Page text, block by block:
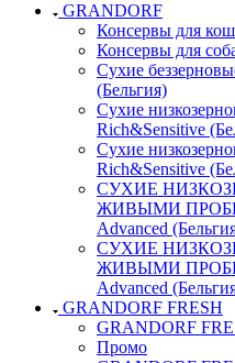
GRANDORF
Консервы для
Консервы для
Сухие
(Бельгия)
Сухие
Rich&Sensitive
Сухие
Rich&Sensitive
СУХИЕ
ЖИВЫМИ
Advanced
СУХИЕ
ЖИВЫМИ
Advanced
GRANDORF FRESH
GRANDORF
Промо